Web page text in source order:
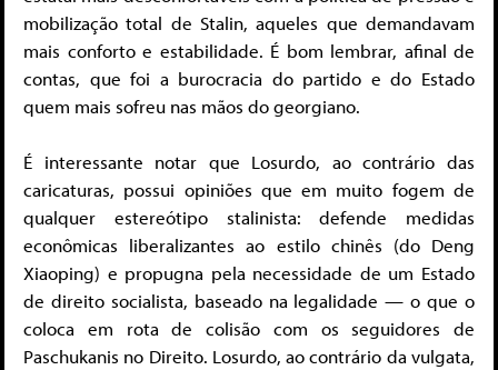
mobilização total de Stalin, aqueles que demandavam
mais conforto e estabilidade. É bom lembrar, afinal de
contas, que foi a burocracia do partido e do Estado
quem mais sofreu nas mãos do georgiano.
É interessante notar que Losurdo, ao contrário das
caricaturas, possui opiniões que em muito fogem de
qualquer estereótipo stalinista: defende medidas
econômicas liberalizantes ao estilo chinês (do Deng
Xiaoping) e propugna pela necessidade de um Estado
de direito socialista, baseado na legalidade — o que o
coloca em rota de colisão com os seguidores de
Paschukanis no Direito. Losurdo, ao contrário da vulgata,